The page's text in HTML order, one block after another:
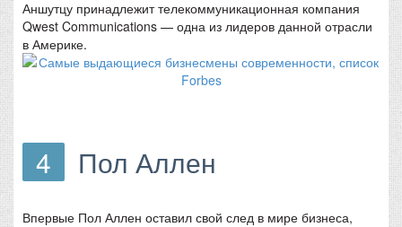
Аншутцу принадлежит телекоммуникационная компания
Qwest Communications — одна из лидеров данной отрасли
в Америке.
4 Пол Аллен
Впервые Пол Аллен оставил свой след в мире бизнеса,